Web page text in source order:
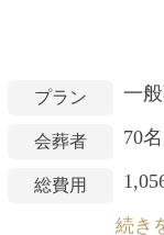
プラン 一
会葬者 70名
総費用
続き